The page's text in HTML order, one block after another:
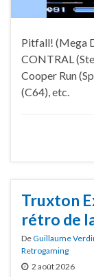
Pitfall! (Mega
CONTRAL
Cooper Run
(C64), etc.
Truxton
rétro de
DeGuillaume
Retrogaming
2 août 2026